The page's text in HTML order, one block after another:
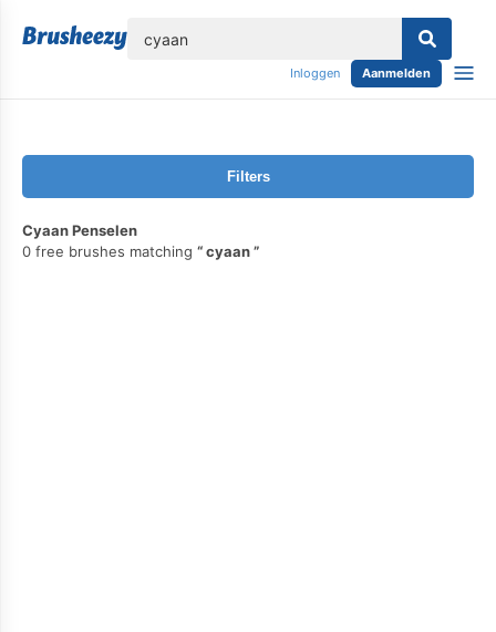
Inloggen Aanmelden
Filters
Cyaan Penselen
0 free brushes matching
cyaan